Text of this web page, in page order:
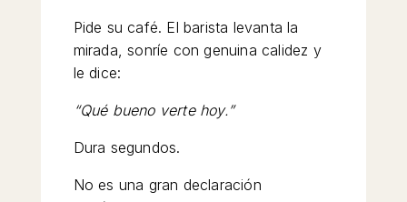
Pide su café. El barista levanta la
mirada, sonríe con genuina calidez y
le dice:
“Qué bueno verte hoy.”
Dura segundos.
No es una gran declaración